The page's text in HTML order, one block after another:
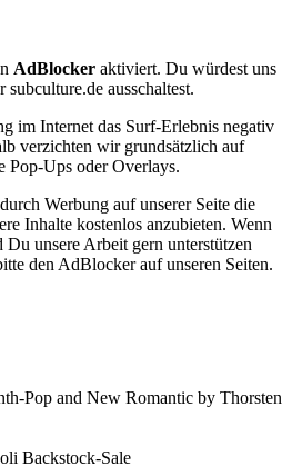
AdBlocker aktiviert. Du würdest uns
ausschaltest.
im Internet das Surf-Erlebnis negativ
verzichten wir grundsätzlich auf
Pop-Ups oder Overlays.
Werbung auf unserer Seite die
Inhalte kostenlos anzubieten. Wenn
unsere Arbeit gern unterstützen
den AdBlocker auf unseren Seiten.
Pop and New Romantic by Thorsten
Backstock-Sale